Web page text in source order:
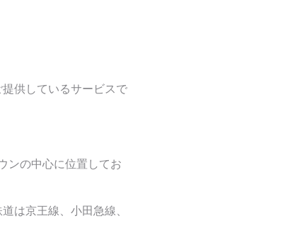
供しているサービスで
ンの中心に位置してお
は京王線、小田急線、